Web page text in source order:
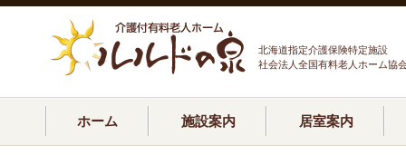
北海道指定介護保険特定施設
社会法人全国有料老人ホーム協
ホーム 施設案内 居室案内